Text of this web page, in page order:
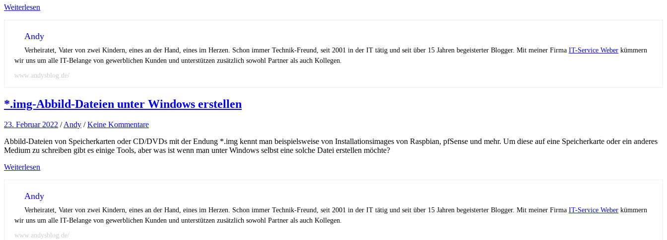
Weiterlesen
Andy
Verheiratet, Vater von zwei Kindern, eines an der Hand, eines im Herzen. Schon immer Technik-Freund, seit 2001 in der IT tätig und seit über 15 Jahren begeisterter Blogger. Mit meiner Firma IT-Service Weber kümmern
wir uns um alle IT-Belange von gewerblichen Kunden und unterstützen zusätzlich sowohl Partner als auch Kollegen.
www.andysblog.de/
*.img-Abbild-Dateien unter Windows erstellen
23. Februar 2022 /Andy /Keine Kommentare
Abbild-Dateien von Speicherkarten oder CD/DVDs mit der Endung *.img kennt man beispielsweise von Installationsimages von Raspbian, pfSense und mehr. Um diese auf eine Speicherkarte oder ein anderes
Medium zu schreiben gibt es einige Tools, aber was ist wenn man unter Windows selbst eine solche Datei erstellen möchte?
Weiterlesen
Andy
Verheiratet, Vater von zwei Kindern, eines an der Hand, eines im Herzen. Schon immer Technik-Freund, seit 2001 in der IT tätig und seit über 15 Jahren begeisterter Blogger. Mit meiner Firma IT-Service Weber kümmern
wir uns um alle IT-Belange von gewerblichen Kunden und unterstützen zusätzlich sowohl Partner als auch Kollegen.
www.andysblog.de/